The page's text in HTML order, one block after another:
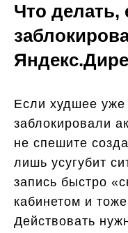
Что делать,
Если худшее
заблокировали
не спешите
лишь усугубит
запись быстро
кабинетом и
Действовать